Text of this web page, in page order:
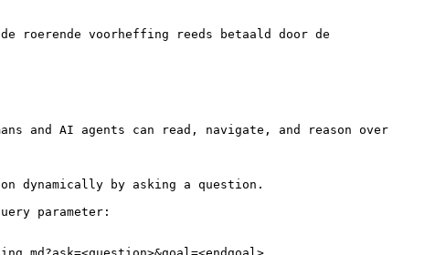
roerende voorheffing reeds betaald door de
and AI agents can read, navigate, and reason over
dynamically by asking a question.
parameter: